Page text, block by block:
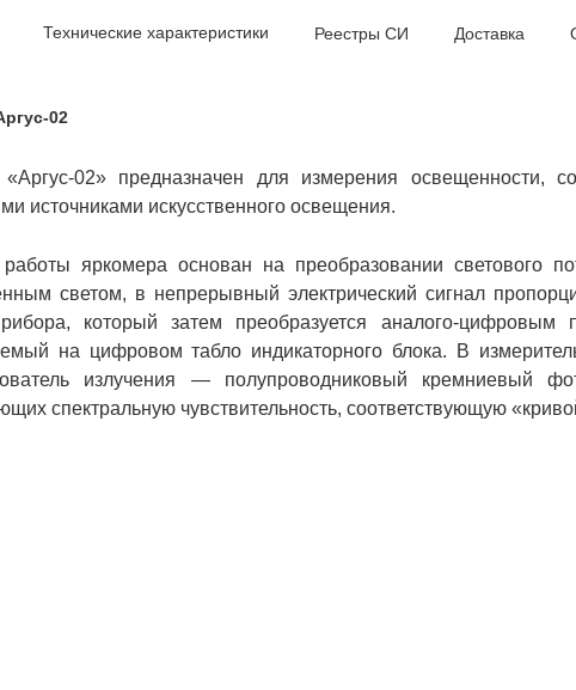
Технические характеристики Реестры СИ Доставка
02
02» предназначен для измерения освещенности,
источниками искусственного освещения.
яркомера основан на преобразовании светового
светом, в непрерывный электрический сигнал
который затем преобразуется аналого-цифровым
на цифровом табло индикаторного блока. В
излучения — полупроводниковый кремниевый
спектральную чувствительность, соответствующую